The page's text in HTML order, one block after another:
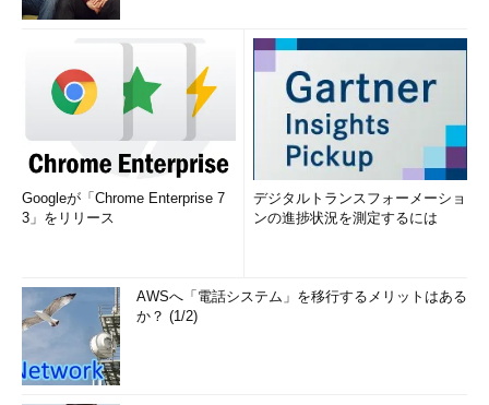
Googleが「Chrome Enterprise 7
3」をリリース
デジタルトランスフォーメーショ
ンの進捗状況を測定するには
AWSへ「電話システム」を移行するメリットはある
か？ (1/2)